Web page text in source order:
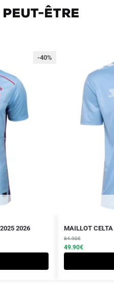
peut-être
-40%
2026 MAILLOT
84.90€
Le
prix
initial
était :
49.90€
Le
prix
actuel
est :